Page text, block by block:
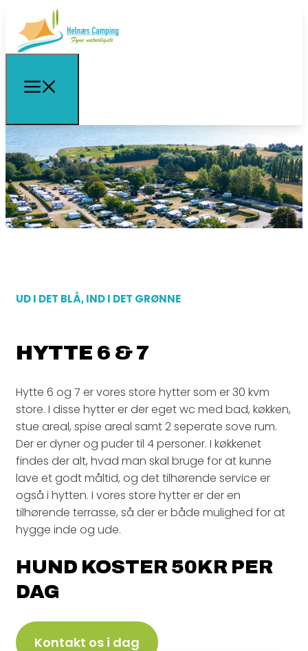
UD I DET BLÅ, IND I DET GRØNNE
HYTTE 6 & 7
Hytte 6 og 7 er vores store hytter som er 30 kvm
store. I disse hytter er der eget wc med bad, køkken,
stue areal, spise areal samt 2 seperate sove rum.
Der er dyner og puder til 4 personer. I køkkenet
findes der alt, hvad man skal bruge for at kunne
lave et godt måltid, og det tilhørende service er
også i hytten. I vores store hytter er der en
tilhørende terrasse, så der er både mulighed for at
hygge inde og ude.
HUND KOSTER 50KR PER
DAG
Kontakt os i dag